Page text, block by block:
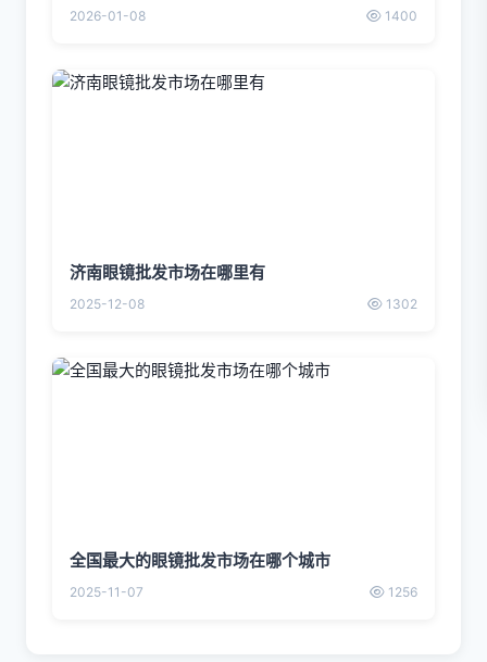
2026-01-08 1400
济南眼镜批发市场在哪里有
2025-12-08 1302
全国最大的眼镜批发市场在哪个城市
2025-11-07 1256